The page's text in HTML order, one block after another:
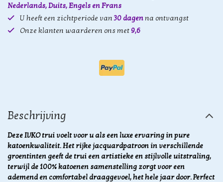
Nederlands, Duits, Engels en Frans
U heeft een zichtperiode van30 dagenna ontvangst
Onze klanten waarderen ons met 9,6
Beschrijving
Deze IVKO trui voelt voor u als een luxe ervaring in pure
katoenkwaliteit. Het rijke jacquardpatroon in verschillende
groentinten geeft de trui een artistieke en stijlvolle uitstraling,
terwijl de 100% katoenen samenstelling zorgt voor een
ademend en comfortabel draaggevoel, het hele jaar door. Perfect